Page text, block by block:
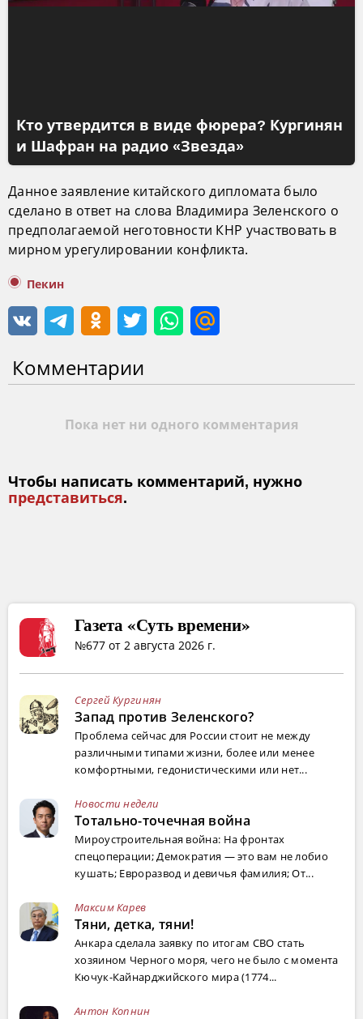
Кто утвердится в виде фюрера? Кургинян
и Шафран на радио «Звезда»
Данное заявление китайского дипломата было
сделано в ответ на слова Владимира Зеленского о
предполагаемой неготовности КНР участвовать в
мирном урегулировании конфликта.
Пекин
Комментарии
Пока нет ни одного комментария
Чтобы написать комментарий, нужно
представиться.
Газета «Суть времени»
№677 от 2 августа 2026 г.
Сергей Кургинян
Запад против Зеленского?
Проблема сейчас для России стоит не между
различными типами жизни, более или менее
комфортными, гедонистическими или нет...
Новости недели
Тотально-точечная война
Мироустроительная война: На фронтах
спецоперации; Демократия — это вам не лобио
кушать; Евроразвод и девичья фамилия; От...
Максим Карев
Тяни, детка, тяни!
Анкара сделала заявку по итогам СВО стать
хозяином Черного моря, чего не было с момента
Кючук-Кайнарджийского мира (1774...
Антон Копнин